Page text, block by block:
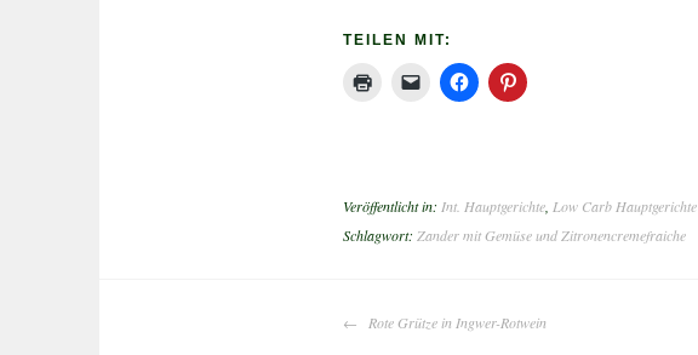
TEILEN MIT:
Veröffentlicht in: Int. Hauptgerichte Low Carb Hauptgerichte
Schlagwort: Zander mit Gemüse und Zitronencremefraiche
BEITRAGS-
Rote Grütze in Ingwer-Rotwein